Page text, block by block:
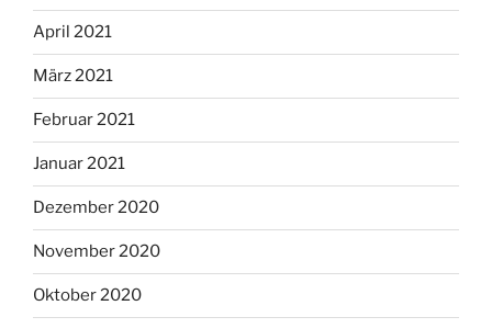
April 2021
März 2021
Februar 2021
Januar 2021
Dezember 2020
November 2020
Oktober 2020